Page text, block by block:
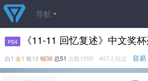
导航
PS4 《11-11 回忆复述》中文奖
白1 金1 银13 铜36 总51 点数1200 407人玩过 容易